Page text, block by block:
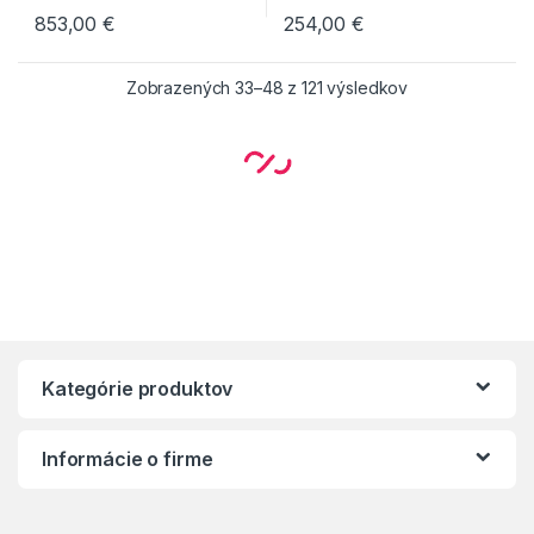
853,00€ 254,00€
Zobrazených 33–48 z 121 výsledkov
Kategórie produktov
Informácie o firme